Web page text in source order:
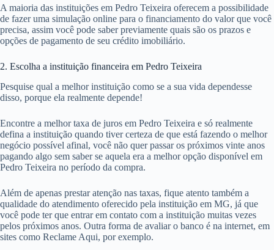
A maioria das instituições em Pedro Teixeira oferecem a possibilidade
de fazer uma simulação online para o financiamento do valor que você
precisa, assim você pode saber previamente quais são os prazos e
opções de pagamento de seu crédito imobiliário.
2. Escolha a instituição financeira em Pedro Teixeira
Pesquise qual a melhor instituição como se a sua vida dependesse
disso, porque ela realmente depende!
Encontre a melhor taxa de juros em Pedro Teixeira e só realmente
defina a instituição quando tiver certeza de que está fazendo o melhor
negócio possível afinal, você não quer passar os próximos vinte anos
pagando algo sem saber se aquela era a melhor opção disponível em
Pedro Teixeira no período da compra.
Além de apenas prestar atenção nas taxas, fique atento também a
qualidade do atendimento oferecido pela instituição em MG, já que
você pode ter que entrar em contato com a instituição muitas vezes
pelos próximos anos. Outra forma de avaliar o banco é na internet, em
sites como Reclame Aqui, por exemplo.